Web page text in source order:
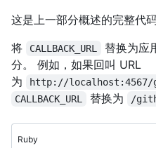
这是上一部分概述的完整代码
将
CALLBACK_URL
替换为应
分。 例如，如果回叫 URL
为
http://localhost:4567/
CALLBACK_URL 替换为 /
Ruby